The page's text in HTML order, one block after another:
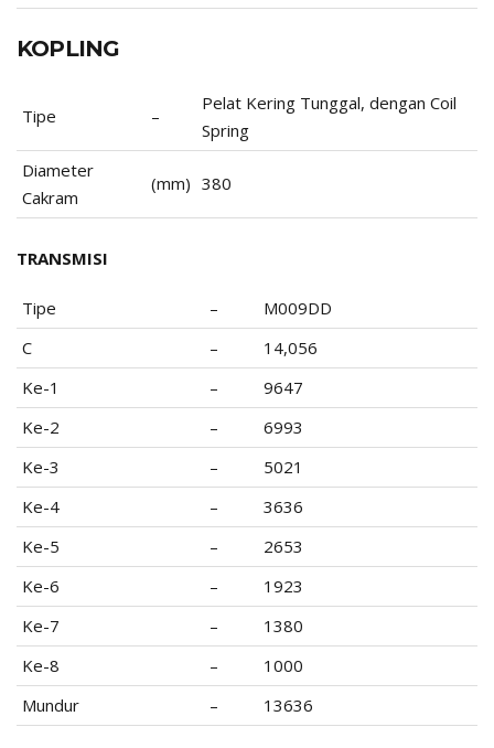
KOPLING
Tipe –
Pelat Kering Tunggal, dengan Coil
Spring
Diameter
Cakram
(mm) 380
TRANSMISI
Tipe –
M009DD
C
–
14,056
Ke-1
–
9647
Ke-2
–
6993
Ke-3
–
5021
Ke-4
–
3636
Ke-5
–
2653
Ke-6
–
1923
Ke-7
–
1380
Ke-8
–
1000
Mundur
– 13636